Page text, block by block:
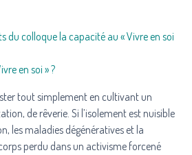
du colloque la capacité au « Vivre en soi
en soi » ?
tout simplement en cultivant un
de rêverie. Si l’isolement est nuisible
les maladies dégénératives et la
perdu dans un activisme forcené